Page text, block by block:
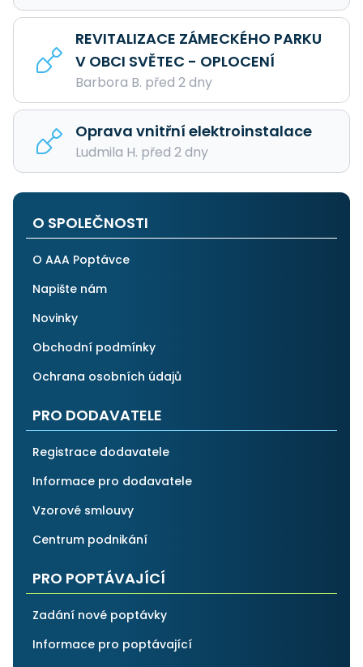
REVITALIZACE ZÁMECKÉHO PARKU
V OBCI SVĚTEC - OPLOCENÍ
Barbora B. před 2 dny
Oprava vnitřní elektroinstalace
Ludmila H. před 2 dny
O SPOLEČNOSTI
O AAA Poptávce
Napište nám
Novinky
Obchodní podmínky
Ochrana osobních údajů
PRO DODAVATELE
Registrace dodavatele
Informace pro dodavatele
Vzorové smlouvy
Centrum podnikání
PRO POPTÁVAJÍCÍ
Zadání nové poptávky
Informace pro poptávající